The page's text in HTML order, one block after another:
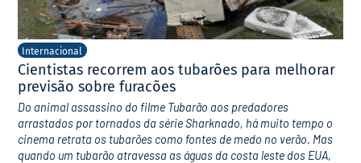
Internacional
Cientistas recorrem aos tubarões para melhorar
previsão sobre furacões
Do animal assassino do filme Tubarão aos predadores
arrastados por tornados da série Sharknado, há muito tempo o
cinema retrata os tubarões como fontes de medo no verão. Mas
quando um tubarão atravessa as águas da costa leste dos EUA,